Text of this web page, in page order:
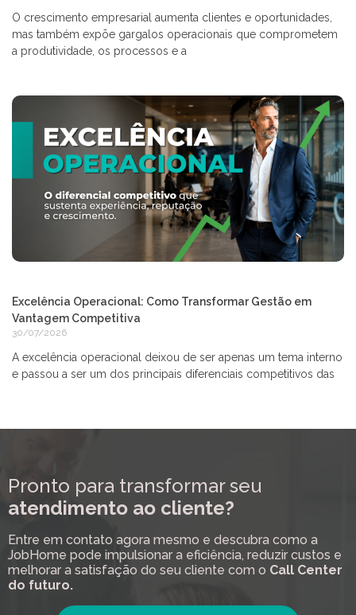
O crescimento empresarial aumenta clientes e oportunidades,
mas também expõe gargalos operacionais que comprometem
a produtividade, os processos e a
Excelência Operacional: Como Transformar Gestão em
Vantagem Competitiva
30/07/2026
A excelência operacional deixou de ser apenas um tema interno
e passou a ser um dos principais diferenciais competitivos das
Pronto para transformar seu
atendimento ao cliente?
Entre em contato agora mesmo e descubra como a
JobHome pode impulsionar a eficiência, reduzir custos e
melhorar a satisfação do seu cliente com o Call Center
do futuro.